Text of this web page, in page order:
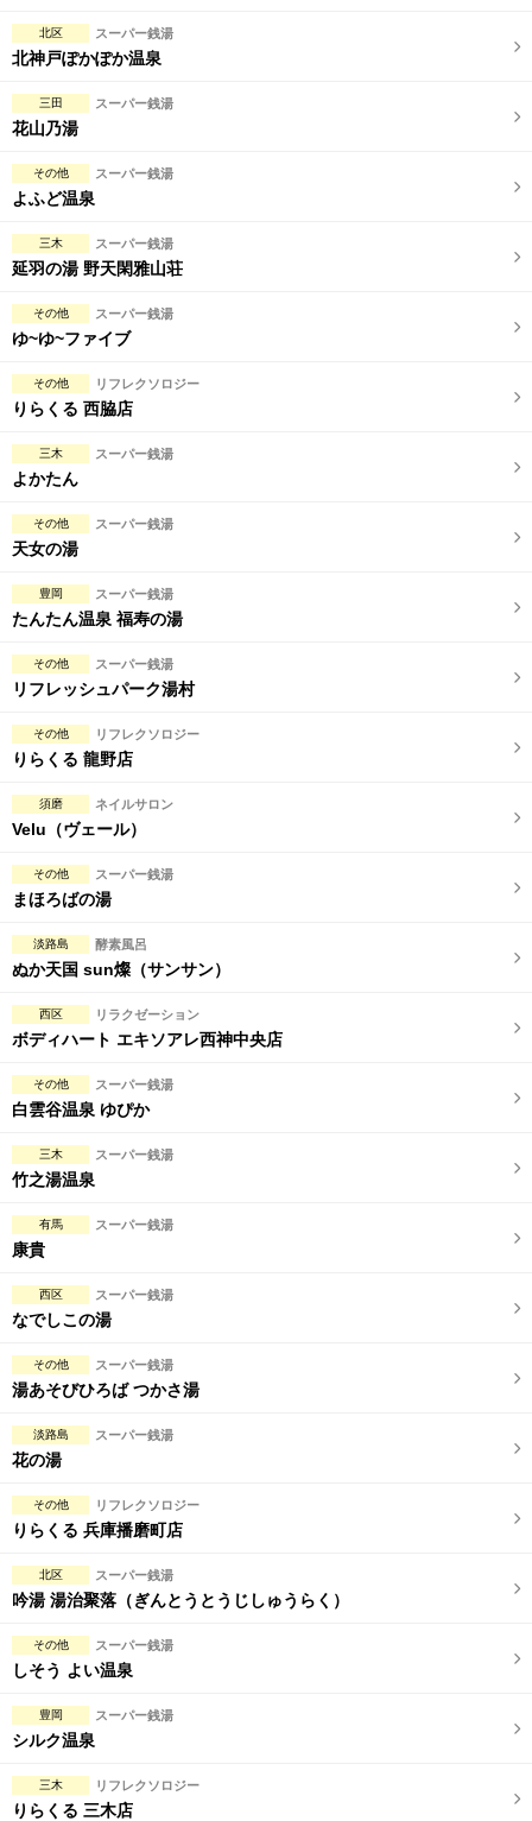
北区 スーパー銭湯
北神戸ぽかぽか温泉
三田 スーパー銭湯
花山乃湯
その他 スーパー銭湯
よふど温泉
三木 スーパー銭湯
延羽の湯 野天閑雅山荘
その他 スーパー銭湯
ゆ~ゆ~ファイブ
その他 リフレクソロジー
りらくる 西脇店
三木 スーパー銭湯
よかたん
その他 スーパー銭湯
天女の湯
豊岡 スーパー銭湯
たんたん温泉 福寿の湯
その他 スーパー銭湯
リフレッシュパーク湯村
その他 リフレクソロジー
りらくる 龍野店
須磨 ネイルサロン
Velu（ヴェール）
その他 スーパー銭湯
まほろばの湯
淡路島 酵素風呂
ぬか天国 sun燦（サンサン）
西区 リラクゼーション
ボディハート エキソアレ西神中央店
その他 スーパー銭湯
白雲谷温泉 ゆぴか
三木 スーパー銭湯
竹之湯温泉
有馬 スーパー銭湯
康貴
西区 スーパー銭湯
なでしこの湯
その他 スーパー銭湯
湯あそびひろば つかさ湯
淡路島 スーパー銭湯
花の湯
その他 リフレクソロジー
りらくる 兵庫播磨町店
北区 スーパー銭湯
吟湯 湯治聚落（ぎんとうとうじしゅうらく）
その他 スーパー銭湯
しそう よい温泉
豊岡 スーパー銭湯
シルク温泉
三木 リフレクソロジー
りらくる 三木店